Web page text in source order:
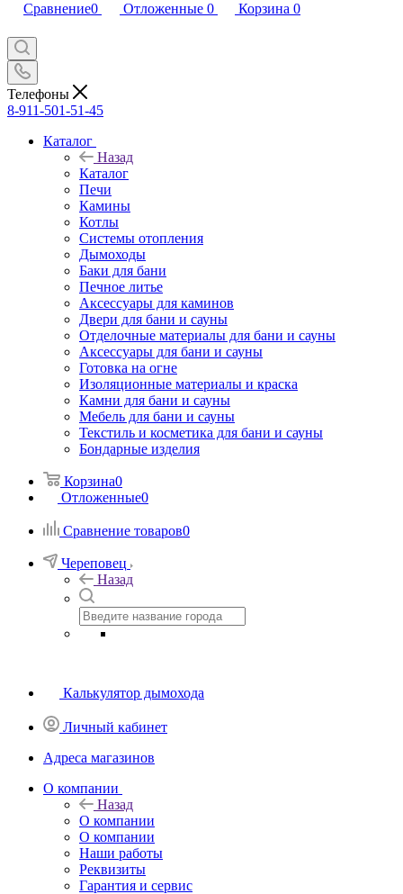
Сравнение0 Отложенные 0 Корзина 0
Телефоны
8-911-501-51-45
Каталог
Назад
Каталог
Печи
Камины
Котлы
Системы отопления
Дымоходы
Баки для бани
Печное литье
Аксессуары для каминов
Двери для бани и сауны
Отделочные материалы для бани и сауны
Аксессуары для бани и сауны
Готовка на огне
Изоляционные материалы и краска
Камни для бани и сауны
Мебель для бани и сауны
Текстиль и косметика для бани и сауны
Бондарные изделия
Корзина0
Отложенные0
Сравнение товаров0
Череповец
Назад
Калькулятор дымохода
Личный кабинет
Адреса магазинов
O компании
Назад
O компании
О компании
Наши работы
Реквизиты
Гарантия и сервис